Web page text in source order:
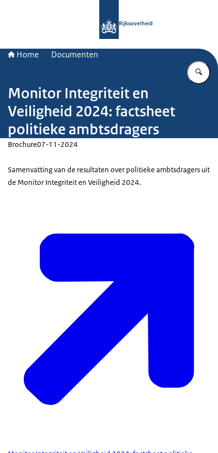
Rijksoverheid
Home Documenten
Monitor Integriteit en
Veiligheid 2024: factsheet
politieke ambtsdragers
Brochure07-11-2024
Samenvatting van de resultaten over politieke ambtsdragers uit
de Monitor Integriteit en Veiligheid 2024.